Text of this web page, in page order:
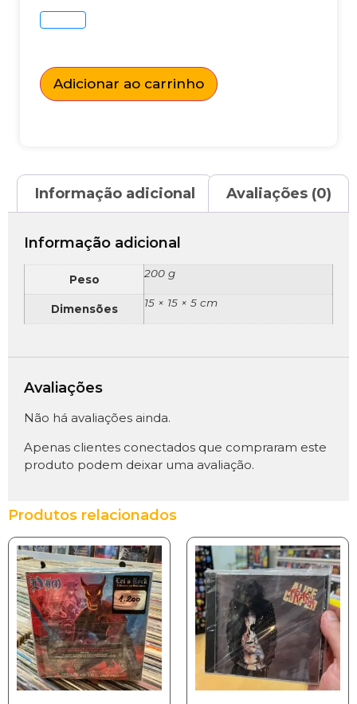
Adicionar ao carrinho
Informação adicional Avaliações (0)
Informação adicional
Peso 200 g
Dimensões 15 × 15 × 5 cm
Avaliações
Não há avaliações ainda.
Apenas clientes conectados que compraram este
produto podem deixar uma avaliação.
Produtos relacionados